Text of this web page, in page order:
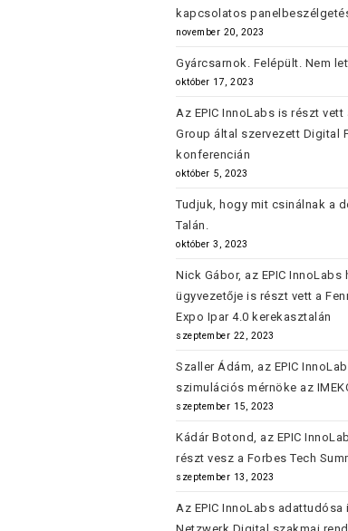
kapcsolatos
november 20, 2023
Gyárcsarnok. Felépült. Nem
október 17, 2023
Az EPIC InnoLabs is részt vett
Group által szervezett Digital
konferencián
október 5, 2023
Tudjuk, hogy mit csinálnak a
Talán.
október 3, 2023
Nick Gábor, az EPIC InnoLabs
ügyvezetője is részt vett a
Expo Ipar 4.0 kerekasztalán
szeptember 22, 2023
Szaller Ádám, az EPIC
szimulációs mérnöke az
szeptember 15, 2023
Kádár Botond, az EPIC
részt vesz a Forbes Tech
szeptember 13, 2023
Az EPIC InnoLabs adattudósa